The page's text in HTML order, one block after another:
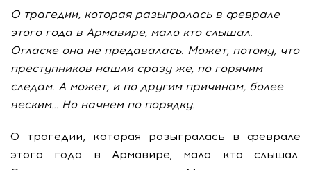
О трагедии, которая разыгралась в феврале
этого года в Армавире, мало кто слышал.
Огласке она не предавалась. Может, потому, что
преступников нашли сразу же, по горячим
следам. А может, и по другим причинам, более
веским… Но начнем по порядку.
О трагедии, которая разыгралась в феврале
этого года в Армавире, мало кто слышал.